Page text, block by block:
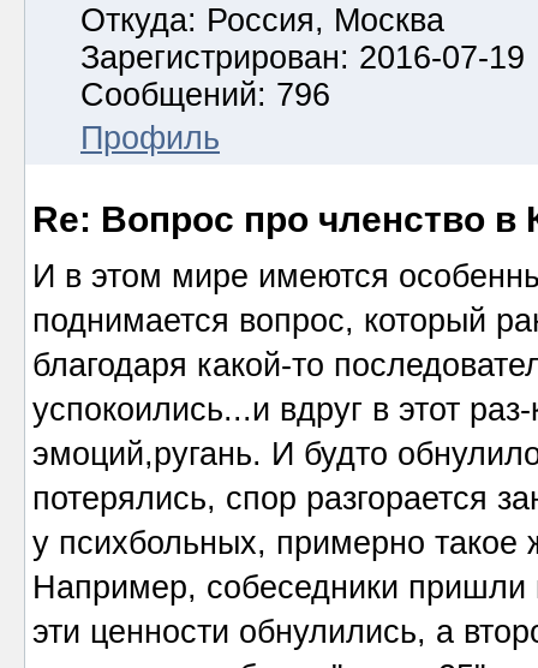
Откуда: Россия, Москва
Зарегистрирован: 2016-07-19
Сообщений: 796
Профиль
Re: Вопрос про членство в
И в этом мире имеются
поднимается вопрос, который
благодаря какой-то
успокоились...и вдруг в этот
эмоций,ругань. И будто
потерялись, спор разгорается
у психбольных, примерно такое
Например, собеседники
эти ценности обнулились, а